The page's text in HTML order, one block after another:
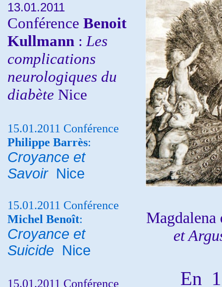
13.01.2011
Conférence Benoit
Kullmann : Les
complications
neurologiques du
diabète Nice
15.01.2011 Conférence
Philippe Barrès:
Croyance et
Savoir Nice
15.01.2011 Conférence
Michel Benoît:
Croyance et
Suicide Nice
15.01.2011 Conférence
Magdalena
et
En